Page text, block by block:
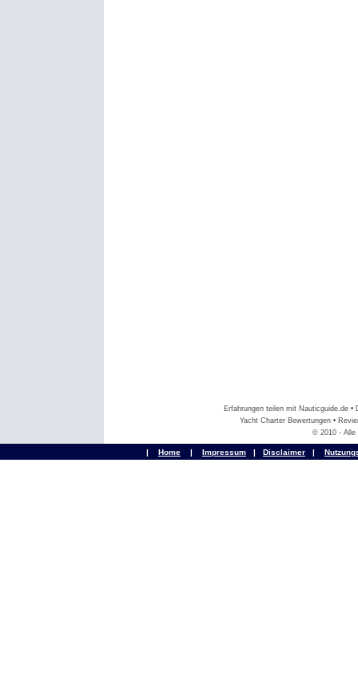
Erfahrungen teilen mit Nauticguide.de
Yacht Charter Bewertungen •
© 2010 - Alle
| Home | Impressum | Disclaimer |